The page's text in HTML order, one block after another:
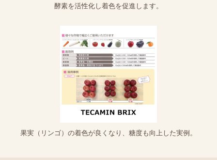
酵素を活性化し着色を促進します。
果実（リンゴ）の着色が良くなり、糖度も向上した実例。